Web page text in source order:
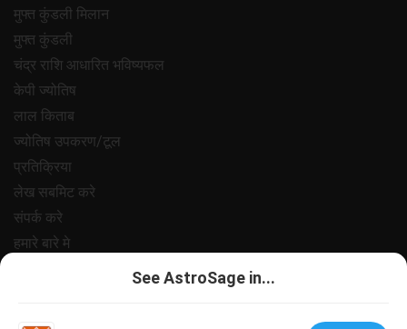
मुफ्त कुंडली मिलान
मुफ्त कुंडली
चंद्र राशि आधारित भविष्यफल
केपी ज्योतिष
लाल किताब
ज्योतिष उपकरण/टूल
प्रतिक्रिया
लेख सबमिट करे
संपर्क करे
हमारे बारे मे
See AstroSage in...